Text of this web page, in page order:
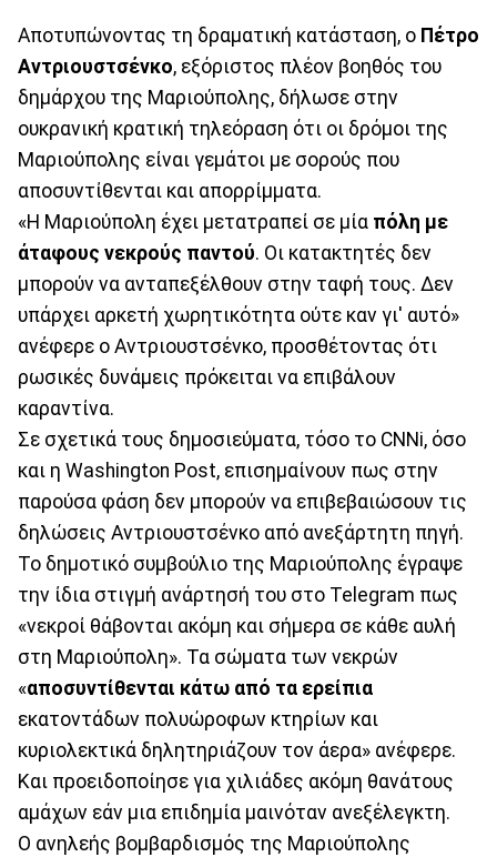
Αποτυπώνοντας τη δραματική κατάσταση, ο Πέτρο
Αντριουστσένκο, εξόριστος πλέον βοηθός του
δημάρχου της Μαριούπολης, δήλωσε στην
ουκρανική κρατική τηλεόραση ότι οι δρόμοι της
Μαριούπολης είναι γεμάτοι με σορούς που
αποσυντίθενται και απορρίμματα.
«Η Μαριούπολη έχει μετατραπεί σε μία πόλη με
άταφους νεκρούς παντού. Οι κατακτητές δεν
μπορούν να ανταπεξέλθουν στην ταφή τους. Δεν
υπάρχει αρκετή χωρητικότητα ούτε καν γι' αυτό»
ανέφερε ο Αντριουστσένκο, προσθέτοντας ότι
ρωσικές δυνάμεις πρόκειται να επιβάλουν
καραντίνα.
Σε σχετικά τους δημοσιεύματα, τόσο το CNNi, όσο
και η Washington Post, επισημαίνουν πως στην
παρούσα φάση δεν μπορούν να επιβεβαιώσουν τις
δηλώσεις Αντριουστσένκο από ανεξάρτητη πηγή.
Το δημοτικό συμβούλιο της Μαριούπολης έγραψε
την ίδια στιγμή ανάρτησή του στο Telegram πως
«νεκροί θάβονται ακόμη και σήμερα σε κάθε αυλή
στη Μαριούπολη». Τα σώματα των νεκρών
«αποσυντίθενται κάτω από τα ερείπια
εκατοντάδων πολυώροφων κτηρίων και
κυριολεκτικά δηλητηριάζουν τον άερα» ανέφερε.
Και προειδοποίησε για χιλιάδες ακόμη θανάτους
αμάχων εάν μια επιδημία μαινόταν ανεξέλεγκτη.
Ο ανηλεής βομβαρδισμός της Μαριούπολης